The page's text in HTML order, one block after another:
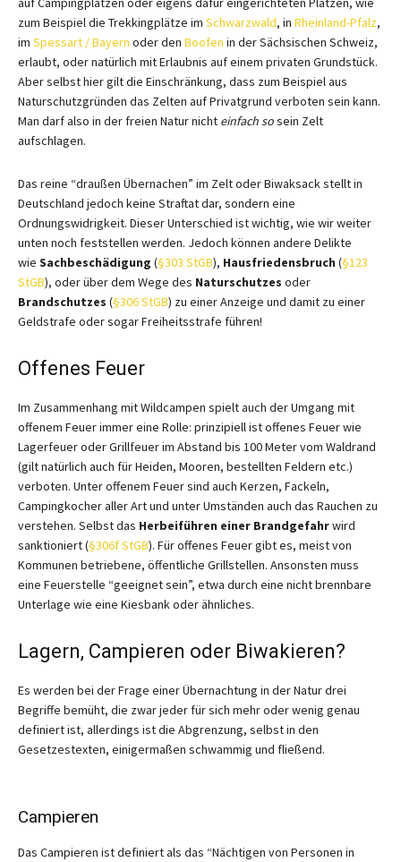
zum Beispiel die Trekkingplätze im Schwarzwald, in Rheinland-Pfalz,
im Spessart / Bayern oder den Boofen in der Sächsischen Schweiz,
erlaubt, oder natürlich mit Erlaubnis auf einem privaten Grundstück.
Aber selbst hier gilt die Einschränkung, dass zum Beispiel aus
Naturschutzgründen das Zelten auf Privatgrund verboten sein kann.
Man darf also in der freien Natur nicht einfach sosein Zelt
aufschlagen.
Das reine “draußen Übernachen” im Zelt oder Biwaksack stellt in
Deutschland jedoch keine Straftat dar, sondern eine
Ordnungswidrigkeit. Dieser Unterschied ist wichtig, wie wir weiter
unten noch feststellen werden. Jedoch können andere Delikte
wie Sachbeschädigung (§303 StGB), Hausfriedensbruch (§123
StGB), oder über dem Wege des Naturschutzes oder
Brandschutzes (§306 StGB) zu einer Anzeige und damit zu einer
Geldstrafe oder sogar Freiheitsstrafe führen!
Offenes Feuer
Im Zusammenhang mit Wildcampen spielt auch der Umgang mit
offenem Feuer immer eine Rolle: prinzipiell ist offenes Feuer wie
Lagerfeuer oder Grillfeuer im Abstand bis 100 Meter vom Waldrand
(gilt natürlich auch für Heiden, Mooren, bestellten Feldern etc.)
verboten. Unter offenem Feuer sind auch Kerzen, Fackeln,
Campingkocher aller Art und unter Umständen auch das Rauchen zu
verstehen. Selbst das Herbeiführen einer Brandgefahrwird
sanktioniert (§306f StGB). Für offenes Feuer gibt es, meist von
Kommunen betriebene, öffentliche Grillstellen. Ansonsten muss
eine Feuerstelle “geeignet sein”, etwa durch eine nicht brennbare
Unterlage wie eine Kiesbank oder ähnliches.
Lagern, Campieren oder Biwakieren?
Es werden bei der Frage einer Übernachtung in der Natur drei
Begriffe bemüht, die zwar jeder für sich mehr oder wenig genau
definiert ist, allerdings ist die Abgrenzung, selbst in den
Gesetzestexten, einigermaßen schwammig und fließend.
Campieren
Das Campieren ist definiert als das “Nächtigen von Personen in